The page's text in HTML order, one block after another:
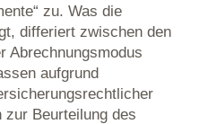
zu. Was die
differiert zwischen den
Abrechnungsmodus
aufgrund
Beurteilung des